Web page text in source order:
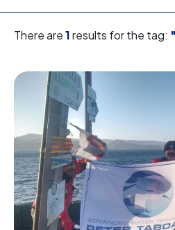
There are1results for the tag: